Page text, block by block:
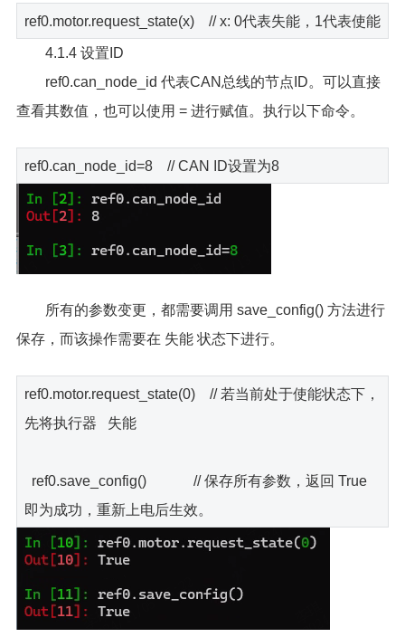
ref0.motor.request_state(x) // x: 0代表失能，1代表使能
4.1.4 设置ID
ref0.can_node_id 代表CAN总线的节点ID。可以直接
查看其数值，也可以使用 = 进行赋值。执行以下命令。
ref0.can_node_id=8 // CAN ID设置为8
所有的参数变更，都需要调用 save_config() 方法进行
保存，而该操作需要在 失能 状态下进行。
ref0.motor.request_state(0) // 若当前处于使能状态下，
先将执行器 失能
ref0.save_config() // 保存所有参数，返回 True
即为成功，重新上电后生效。